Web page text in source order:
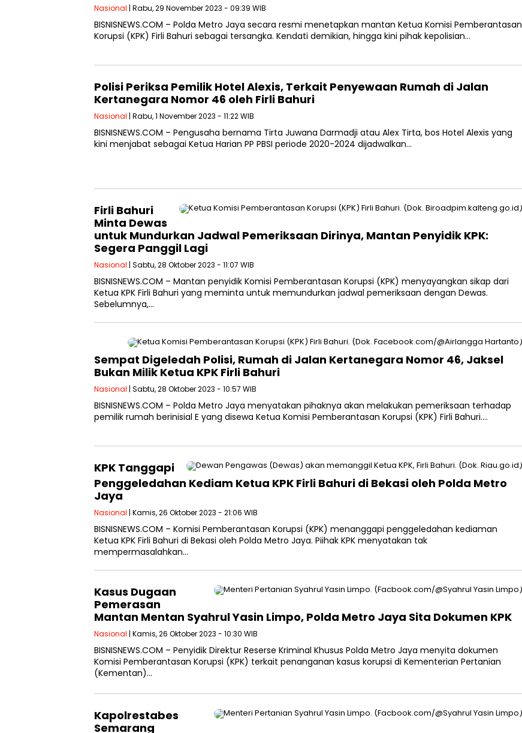
Nasional | Rabu, 29 November 2023 - 09:39 WIB
BISNISNEWS.COM – Polda Metro Jaya secara resmi menetapkan mantan Ketua Komisi Pemberantasan
Korupsi (KPK) Firli Bahuri sebagai tersangka. Kendati demikian, hingga kini pihak kepolisian…
Polisi Periksa Pemilik Hotel Alexis, Terkait Penyewaan Rumah di Jalan
Kertanegara Nomor 46 oleh Firli Bahuri
Nasional | Rabu, 1 November 2023 - 11:22 WIB
BISNISNEWS.COM – Pengusaha bernama Tirta Juwana Darmadji atau Alex Tirta, bos Hotel Alexis yang
kini menjabat sebagai Ketua Harian PP PBSI periode 2020-2024 dijadwalkan…
Firli Bahuri
Minta Dewas
untuk Mundurkan Jadwal Pemeriksaan Dirinya, Mantan Penyidik KPK:
Segera Panggil Lagi
Nasional | Sabtu, 28 Oktober 2023 - 11:07 WIB
BISNISNEWS.COM – Mantan penyidik Komisi Pemberantasan Korupsi (KPK) menyayangkan sikap dari
Ketua KPK Firli Bahuri yang meminta untuk memundurkan jadwal pemeriksaan dengan Dewas.
Sebelumnya,…
Sempat Digeledah Polisi, Rumah di Jalan Kertanegara Nomor 46, Jaksel
Bukan Milik Ketua KPK Firli Bahuri
Nasional | Sabtu, 28 Oktober 2023 - 10:57 WIB
BISNISNEWS.COM – Polda Metro Jaya menyatakan pihaknya akan melakukan pemeriksaan terhadap
pemilik rumah berinisial E yang disewa Ketua Komisi Pemberantasan Korupsi (KPK) Firli Bahuri….
KPK Tanggapi
Penggeledahan Kediam Ketua KPK Firli Bahuri di Bekasi oleh Polda Metro
Jaya
Nasional | Kamis, 26 Oktober 2023 - 21:06 WIB
BISNISNEWS.COM – Komisi Pemberantasan Korupsi (KPK) menanggapi penggeledahan kediaman
Ketua KPK Firli Bahuri di Bekasi oleh Polda Metro Jaya. Piihak KPK menyatakan tak
mempermasalahkan…
Kasus Dugaan
Pemerasan
Mantan Mentan Syahrul Yasin Limpo, Polda Metro Jaya Sita Dokumen KPK
Nasional | Kamis, 26 Oktober 2023 - 10:30 WIB
BISNISNEWS.COM – Penyidik Direktur Reserse Kriminal Khusus Polda Metro Jaya menyita dokumen
Komisi Pemberantasan Korupsi (KPK) terkait penanganan kasus korupsi di Kementerian Pertanian
(Kementan)…
Kapolrestabes
Semarang